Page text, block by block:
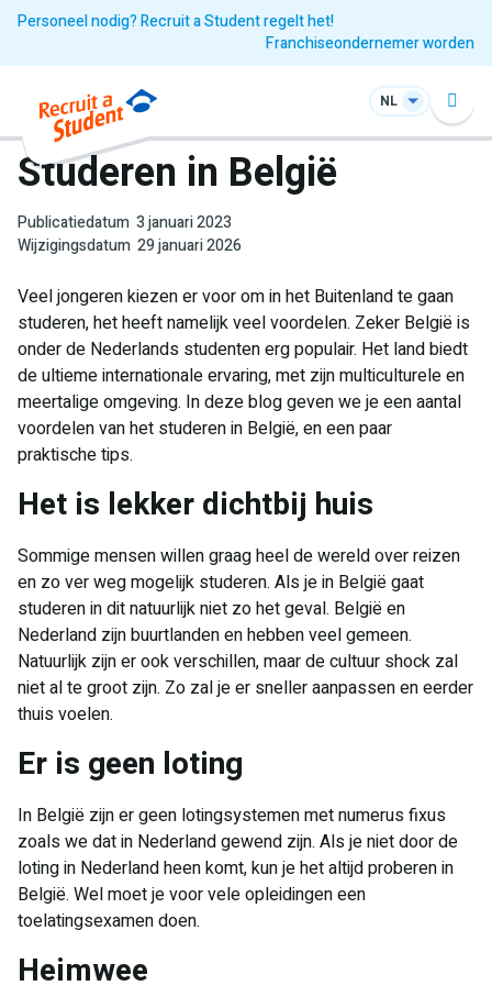
Personeel nodig? Recruit a Student regelt het!
Franchiseondernemer worden
NL
Studeren in België
Publicatiedatum 3 januari 2023
Wijzigingsdatum 29 januari 2026
Veel jongeren kiezen er voor om in het Buitenland te gaan
studeren, het heeft namelijk veel voordelen. Zeker België is
onder de Nederlands studenten erg populair. Het land biedt
de ultieme internationale ervaring, met zijn multiculturele en
meertalige omgeving. In deze blog geven we je een aantal
voordelen van het studeren in België, en een paar
praktische tips.
Het is lekker dichtbij huis
Sommige mensen willen graag heel de wereld over reizen
en zo ver weg mogelijk studeren. Als je in België gaat
studeren in dit natuurlijk niet zo het geval. België en
Nederland zijn buurtlanden en hebben veel gemeen.
Natuurlijk zijn er ook verschillen, maar de cultuur shock zal
niet al te groot zijn. Zo zal je er sneller aanpassen en eerder
thuis voelen.
Er is geen loting
In België zijn er geen lotingsystemen met numerus fixus
zoals we dat in Nederland gewend zijn. Als je niet door de
loting in Nederland heen komt, kun je het altijd proberen in
België. Wel moet je voor vele opleidingen een
toelatingsexamen doen.
Heimwee